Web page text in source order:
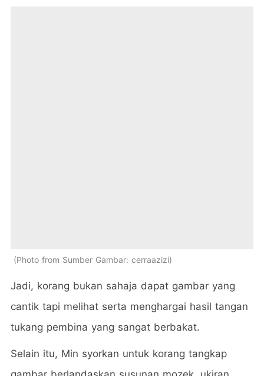
Photo from Sumber Gambar: cerraazizi
Jadi, korang bukan sahaja dapat gambar yang
cantik tapi melihat serta menghargai hasil tangan
tukang pembina yang sangat berbakat.
Selain itu, Min syorkan untuk korang tangkap